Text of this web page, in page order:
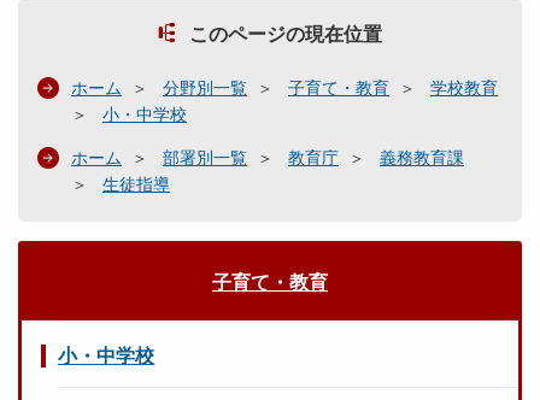
このページの現在位置
ホーム 分野別一覧 子育て・教育
学校教育
小・中学校
ホーム 部署別一覧 教育庁
義務教育課
生徒指導
子育て・教育
小・中学校